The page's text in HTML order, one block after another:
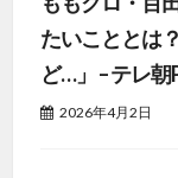
たいこととは
ど…」 – テレ朝
2026年4月2日